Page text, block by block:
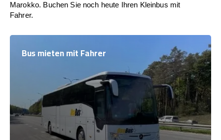
Marokko. Buchen Sie noch heute Ihren Kleinbus mit
Fahrer.
Bus mieten mit Fahrer